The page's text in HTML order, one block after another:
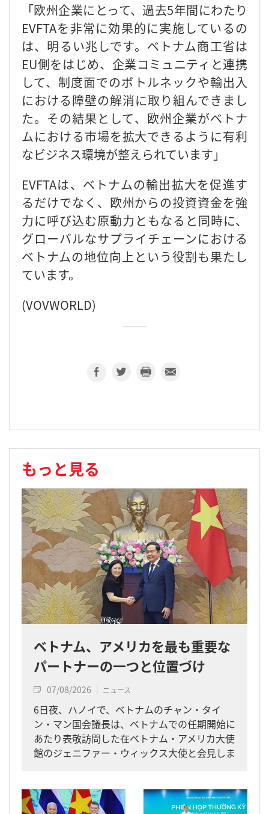
「欧州企業にとって、過去5年間にわたり
EVFTAを非常に効果的に実施しているの
は、明るい兆しです。ベトナム商工省は
EU側をはじめ、企業コミュニティと連携
して、制度面でのボトルネックや輸出入
における障壁の解消に取り組んできまし
た。その結果として、欧州企業がベトナ
ムにおける市場を拡大できるように有利
なビジネス環境が整えられています」
EVFTAは、ベトナムの輸出拡大を促進す
るだけでなく、欧州からの投資資金を強
力に呼び込む原動力ともなると同時に、
グローバルなサプライチェーンにおける
ベトナムの地位向上という役割も果たし
ています。
(VOVWORLD)
もっと見る
ベトナム、アメリカを最も重要な
パートナーの一つと位置づけ
07/08/2026 ニュース
6日夜、ハノイで、ベトナムのチャン・タイ
ン・マン国会議長は、ベトナムでの任期開始に
あたり表敬訪問した在ベトナム・アメリカ大使
館のジェニファー・ウィックス大使と会見しま